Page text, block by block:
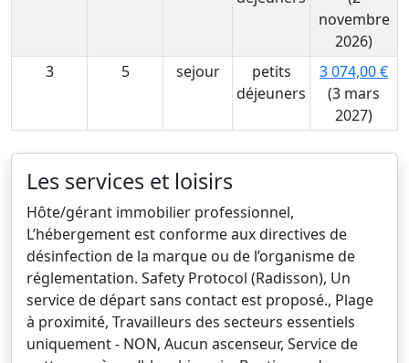
novembre
2026)
3
5 sejour
petits
déjeuners
3 074,00 €
(3 mars
2027)
Les services et loisirs
Hôte/gérant immobilier professionnel,
L’hébergement est conforme aux directives de
désinfection de la marque ou de l’organisme de
réglementation. Safety Protocol (Radisson), Un
service de départ sans contact est proposé., Plage
à proximité, Travailleurs des secteurs essentiels
uniquement - NON, Aucun ascenseur, Service de